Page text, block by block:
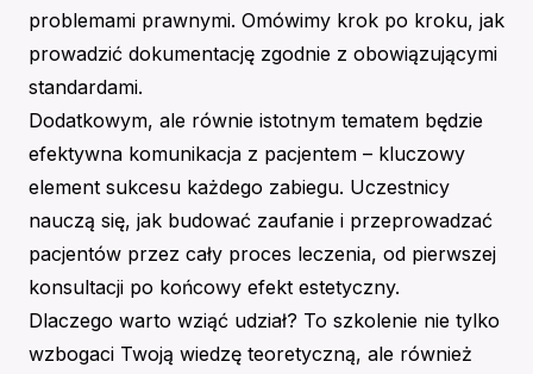
problemami prawnymi. Omówimy krok po kroku, jak
prowadzić dokumentację zgodnie z obowiązującymi
standardami.
Dodatkowym, ale równie istotnym tematem będzie
efektywna komunikacja z pacjentem – kluczowy
element sukcesu każdego zabiegu. Uczestnicy
nauczą się, jak budować zaufanie i przeprowadzać
pacjentów przez cały proces leczenia, od pierwszej
konsultacji po końcowy efekt estetyczny.
Dlaczego warto wziąć udział? To szkolenie nie tylko
wzbogaci Twoją wiedzę teoretyczną, ale również